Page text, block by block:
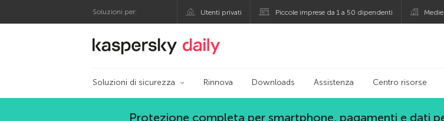
Soluzioni per: Utenti privati Piccole imprese da 1 a 50 dipendenti
Blog ufficiale di Kaspersky
Soluzioni di sicurezza Rinnova Downloads Assistenza Centro risorse
Protezione completa per smartphone, pagamenti e dati